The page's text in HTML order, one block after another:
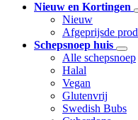
Nieuw en Kortingen
Nieuw
Afgeprijsde
Schepsnoep huis
Alle schepsnoep
Halal
Vegan
Glutenvrij
Swedish Bubs